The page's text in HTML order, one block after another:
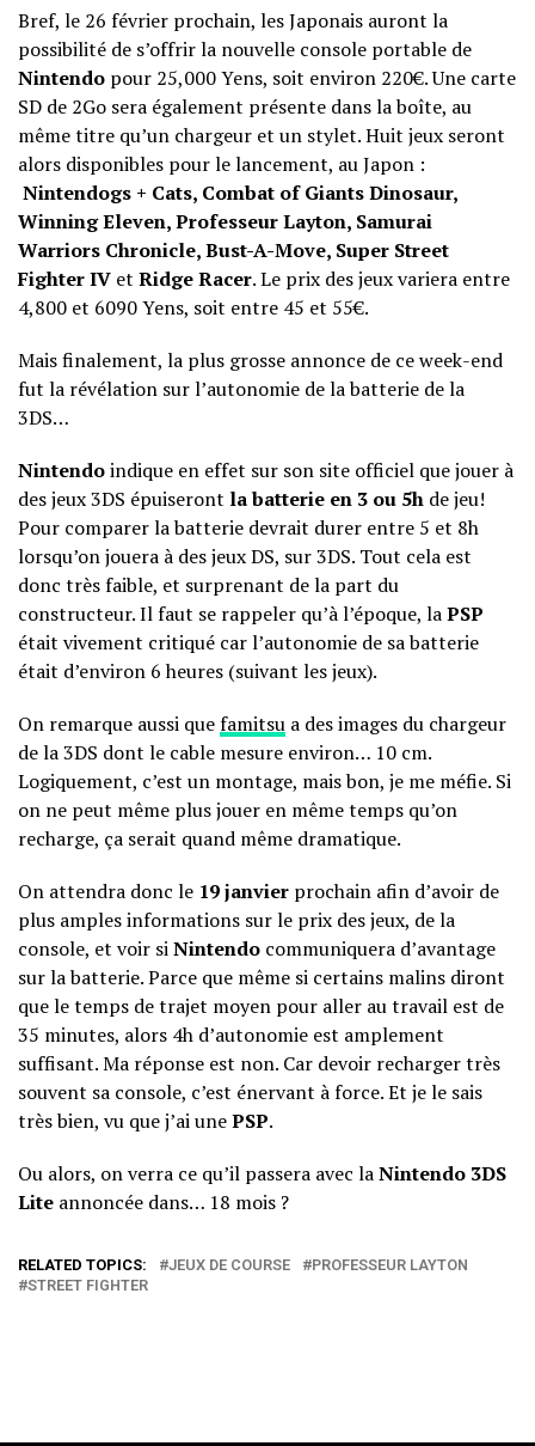
Bref, le 26 février prochain, les Japonais auront la
possibilité de s’offrir la nouvelle console portable de
Nintendo pour 25,000 Yens, soit environ 220€. Une carte
SD de 2Go sera également présente dans la boîte, au
même titre qu’un chargeur et un stylet. Huit jeux seront
alors disponibles pour le lancement, au Japon :
Nintendogs + Cats, Combat of Giants Dinosaur,
Winning Eleven, Professeur Layton, Samurai
Warriors Chronicle, Bust-A-Move, Super Street
Fighter IV et Ridge Racer. Le prix des jeux variera entre
4,800 et 6090 Yens, soit entre 45 et 55€.
Mais finalement, la plus grosse annonce de ce week-end
fut la révélation sur l’autonomie de la batterie de la
3DS…
Nintendoindique en effet sur son site officiel que jouer à
des jeux 3DS épuiseront la batterie en 3 ou 5h de jeu!
Pour comparer la batterie devrait durer entre 5 et 8h
lorsqu’on jouera à des jeux DS, sur 3DS. Tout cela est
donc très faible, et surprenant de la part du
constructeur. Il faut se rappeler qu’à l’époque, laPSP
était vivement critiqué car l’autonomie de sa batterie
était d’environ 6 heures (suivant les jeux).
On remarque aussi quefamitsu a des images du chargeur
de la 3DS dont le cable mesure environ… 10 cm.
Logiquement, c’est un montage, mais bon, je me méfie. Si
on ne peut même plus jouer en même temps qu’on
recharge, ça serait quand même dramatique.
On attendra donc le 19 janvier prochain afin d’avoir de
plus amples informations sur le prix des jeux, de la
console, et voir siNintendo communiquera d’avantage
sur la batterie. Parce que même si certains malins diront
que le temps de trajet moyen pour aller au travail est de
35 minutes, alors 4h d’autonomie est amplement
suffisant. Ma réponse est non. Car devoir recharger très
souvent sa console, c’est énervant à force. Et je le sais
très bien, vu que j’ai unePSP.
Ou alors, on verra ce qu’il passera avec laNintendo 3DS
Lite annoncée dans… 18 mois ?
RELATED TOPICS: JEUX DE COURSE
PROFESSEUR LAYTON
STREET FIGHTER